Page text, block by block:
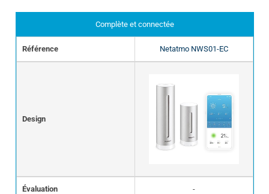
Complète et connectée
Référence Netatmo NWS01-EC
Design
Évaluation -